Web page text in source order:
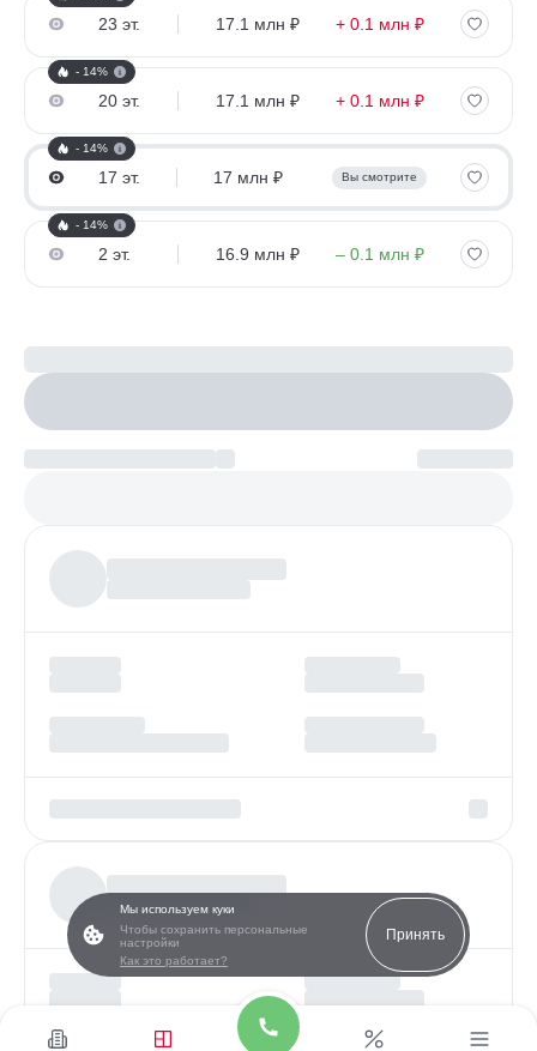
23 эт. 17.1 млн ₽ + 0.1 млн ₽
- 14%
20 эт. 17.1 млн ₽ + 0.1 млн ₽
- 14%
17 эт. 17 млн ₽ Вы смотрите
- 14%
2 эт. 16.9 млн ₽ – 0.1 млн ₽
Мы используем куки
Чтобы сохранить персональные
настройки
Как это работает?
Принять